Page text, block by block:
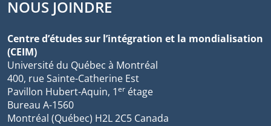
NOUS JOINDRE
Centre d’études sur l’intégration et la mondialisation
(CEIM)
Université du Québec à Montréal
400, rue Sainte-Catherine Est
Pavillon Hubert-Aquin, 1er étage
Bureau A-1560
Montréal (Québec) H2L 2C5 Canada